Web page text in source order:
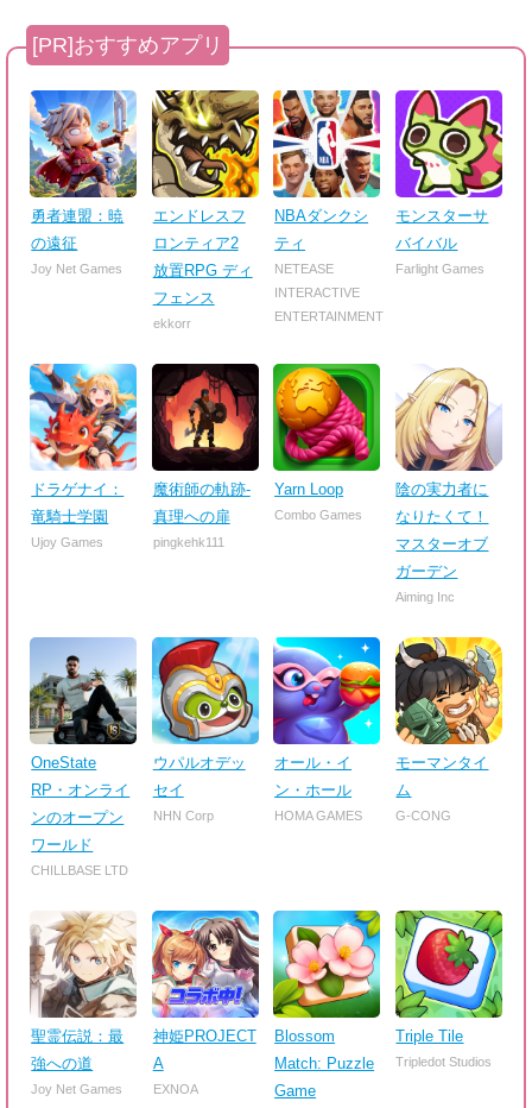
勇者連盟：暁
の遠征
Joy Net Games
エンドレスフ
ロンティア2
放置RPG ディ
フェンス
ekkorr
NBAダンクシ
ティ
NETEASE
INTERACTIVE
ENTERTAINMENT
モンスターサ
バイバル
Farlight Games
ドラゲナイ：
竜騎士学園
Ujoy Games
魔術師の軌跡-
真理への扉
pingkehk111
Yarn Loop
Combo Games
陰の実力者に
なりたくて！
マスターオブ
ガーデン
Aiming Inc
OneState
RP・オンライ
ンのオープン
ワールド
CHILLBASE LTD
ウパルオデッ
セイ
NHN Corp
オール・イ
ン・ホール
HOMA GAMES
モーマンタイ
ム
G-CONG
聖霊伝説：最
強への道
Joy Net Games
神姫PROJECT
A
EXNOA
Blossom
Match: Puzzle
Game
Triple Tile
Tripledot Studios